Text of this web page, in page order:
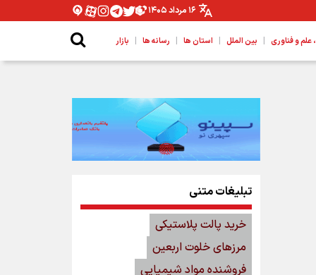
۱۶ مرداد ۱۴۰۵
و فناوری | بین الملل | استان ها | رسانه ها | بازار
تبلیغات متنی
خرید پالت پلاستیکی
مرزهای خلوت اربعین
فروشنده مواد شیمیایی